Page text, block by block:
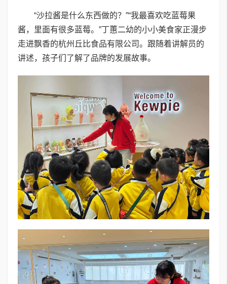
“沙拉酱是什么东西做的？”“我最喜欢吃蓝莓果
酱，里面有很多蓝莓。”丁蕙二幼的小小美食家正漫步
走进飘香的杭州丘比食品有限公司。跟随着讲解员的
讲述，孩子们了解了品牌的发展故事。